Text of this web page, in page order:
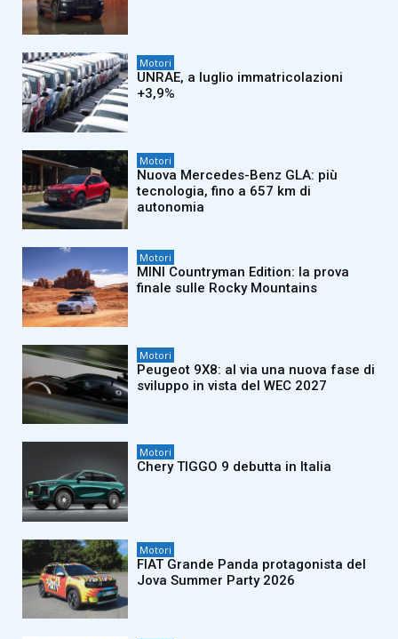
Motori
UNRAE, a luglio immatricolazioni
+3,9%
Motori
Nuova Mercedes-Benz GLA: più
tecnologia, fino a 657 km di
autonomia
Motori
MINI Countryman Edition: la prova
finale sulle Rocky Mountains
Motori
Peugeot 9X8: al via una nuova fase di
sviluppo in vista del WEC 2027
Motori
Chery TIGGO 9 debutta in Italia
Motori
FIAT Grande Panda protagonista del
Jova Summer Party 2026